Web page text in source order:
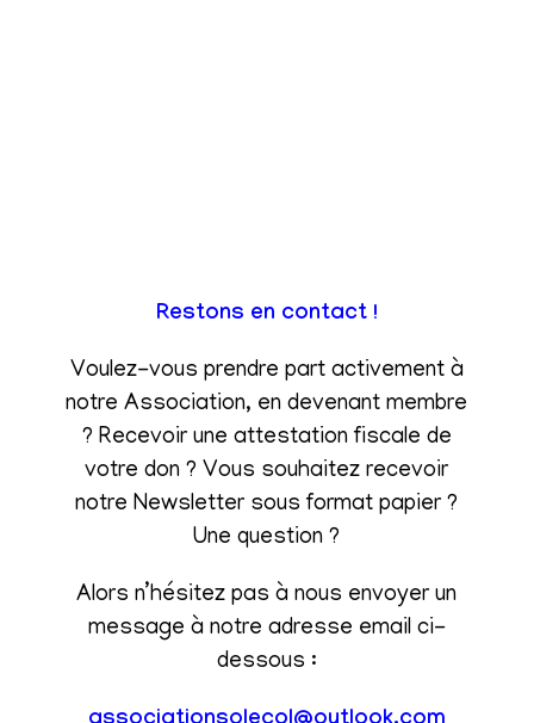
Restons en contact !
Voulez-vous prendre part activement à
notre Association, en devenant membre
? Recevoir une attestation fiscale de
votre don ? Vous souhaitez recevoir
notre Newsletter sous format papier ?
Une question ?
Alors n’hésitez pas à nous envoyer un
message à notre adresse email ci-
dessous :